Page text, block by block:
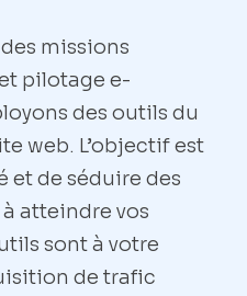
missions
pilotage e-
des outils du
web. L’objectif est
et de séduire des
atteindre vos
sont à votre
de trafic